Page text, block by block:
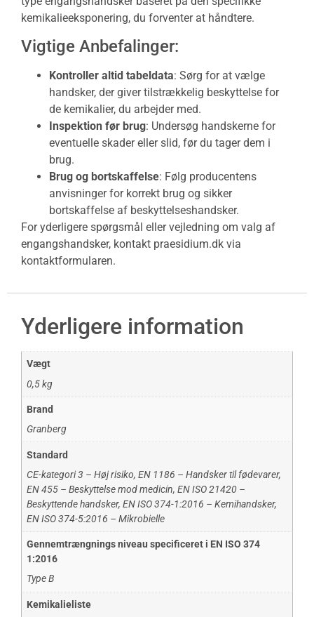
kemikalieeksponering, du forventer at håndtere.
Vigtige Anbefalinger:
Kontroller altid tabeldata: Sørg for at vælge
handsker, der giver tilstrækkelig beskyttelse for
de kemikalier, du arbejder med.
Inspektion før brug: Undersøg handskerne for
eventuelle skader eller slid, før du tager dem i
brug.
Brug og bortskaffelse: Følg producentens
anvisninger for korrekt brug og sikker
bortskaffelse af beskyttelseshandsker.
For yderligere spørgsmål eller vejledning om valg af
engangshandsker, kontakt praesidium.dk via
kontaktformularen.
Yderligere information
Vægt
0,5 kg
Brand
Granberg
Standard
CE-kategori 3 – Høj risiko,EN 1186 – Handsker til fødevarer,
EN 455 – Beskyttelse mod medicin,EN ISO 21420 –
Beskyttende handsker,EN ISO 374-1:2016 – Kemihandsker,
EN ISO 374-5:2016 – Mikrobielle
Gennemtrængnings niveau specificeret i EN ISO 374
1:2016
Type B
Kemikalieliste